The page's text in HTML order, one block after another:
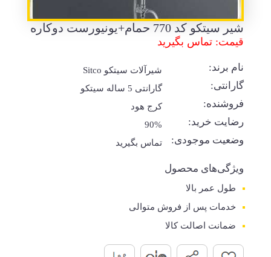
شیر سیتکو کد 770 حمام+یونیورست دوکاره
قیمت: تماس بگیرید
نام برند: شیرآلات سیتکو Sitco
گارانتی: گارانتی 5 ساله سیتکو
فروشنده: کرج هود
رضایت خرید: 90%
وضعیت موجودی: تماس بگیرید
ویژگی‌های محصول
طول عمر بالا
خدمات پس از فروش متوالی
ضمانت اصالت کالا